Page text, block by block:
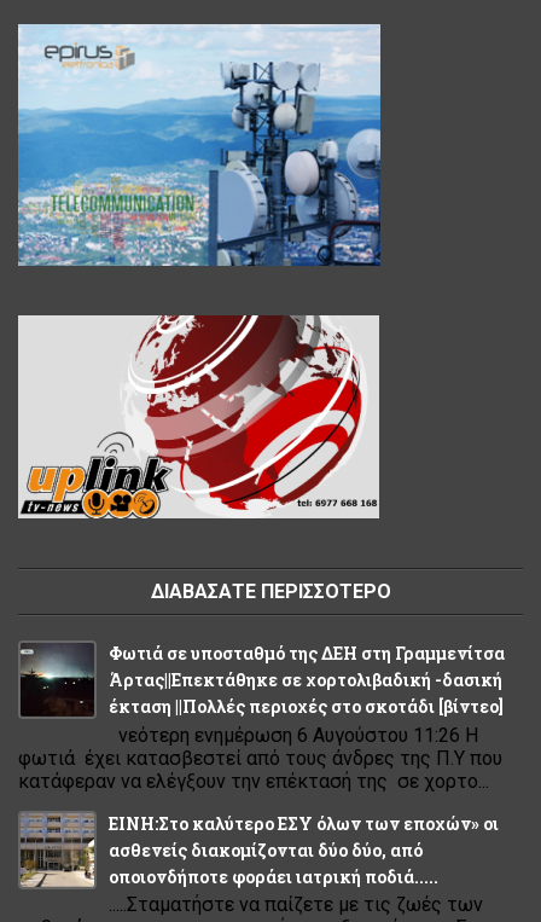
ΔΙΑΒΑΣΑΤΕ ΠΕΡΙΣΣΟΤΕΡΟ
Φωτιά σε υποσταθμό της ΔΕΗ στη Γραμμενίτσα
Άρτας||Επεκτάθηκε σε χορτολιβαδική -δασική
έκταση ||Πολλές περιοχές στο σκοτάδι [βίντεο]
νεότερη ενημέρωση 6 Αυγούστου 11:26 Η
φωτιά έχει κατασβεστεί από τους άνδρες της Π.Υ που
κατάφεραν να ελέγξουν την επέκτασή της σε χορτο...
ΕΙΝΗ:Στο καλύτερο ΕΣΥ όλων των εποχών» οι
ασθενείς διακομίζονται δύο δύο, από
οποιονδήποτε φοράει ιατρική ποδιά.....
.....Σταματήστε να παίζετε με τις ζωές των